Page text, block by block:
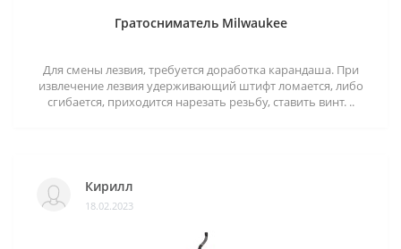
Гратосниматель Milwaukee
Для смены лезвия, требуется доработка карандаша. При
извлечение лезвия удерживающий штифт ломается, либо
сгибается, приходится нарезать резьбу, ставить винт. ..
Кирилл
18.02.2023